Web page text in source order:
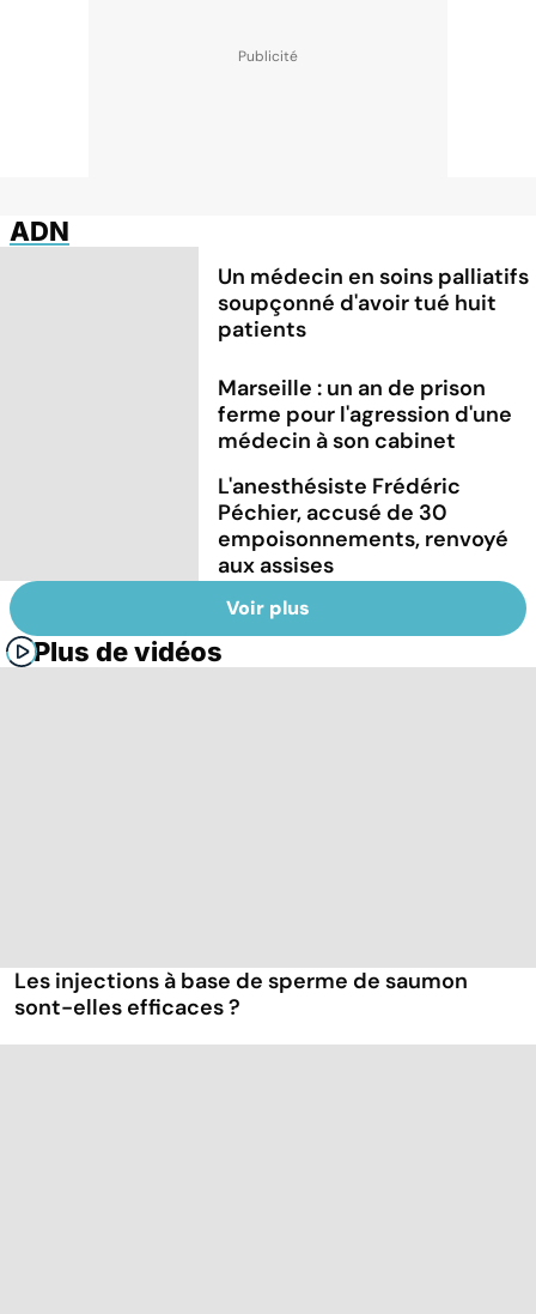
ADN
Un médecin en soins palliatifs
soupçonné d'avoir tué huit
patients
Marseille : un an de prison
ferme pour l'agression d'une
médecin à son cabinet
L'anesthésiste Frédéric
Péchier, accusé de 30
empoisonnements, renvoyé
aux assises
Voir plus
Plus de vidéos
Les injections à base de sperme de saumon
sont-elles efficaces ?